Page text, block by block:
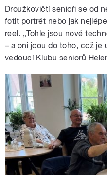
Droužkovičtí senioři se od
fotit portrét nebo jak
reel. „Tohle jsou nové
– a oni jdou do toho, což je
vedoucí Klubu seniorů